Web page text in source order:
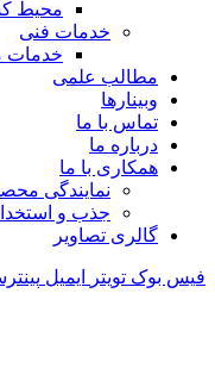
محیط
خدمات فنی
خدمات
مطالب علمی
وبینارها
تماس با ما
درباره ما
همکاری با ما
نمایندگی
جذب و
گالری تصاویر
فیس بوک تویتر ایمیل